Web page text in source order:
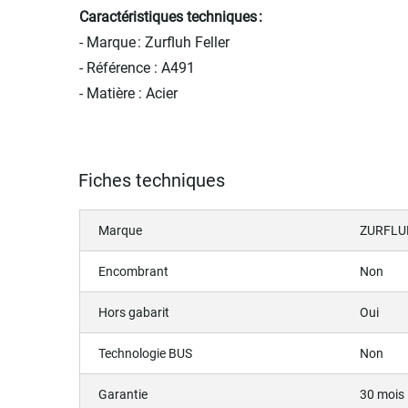
Caractéristiques techniques :
- Marque : Zurfluh Feller
- Référence : A491
- Matière : Acier
Fiches techniques
Marque
Encombrant Non
Hors gabarit Oui
Technologie BUS Non
Garantie 30 mois